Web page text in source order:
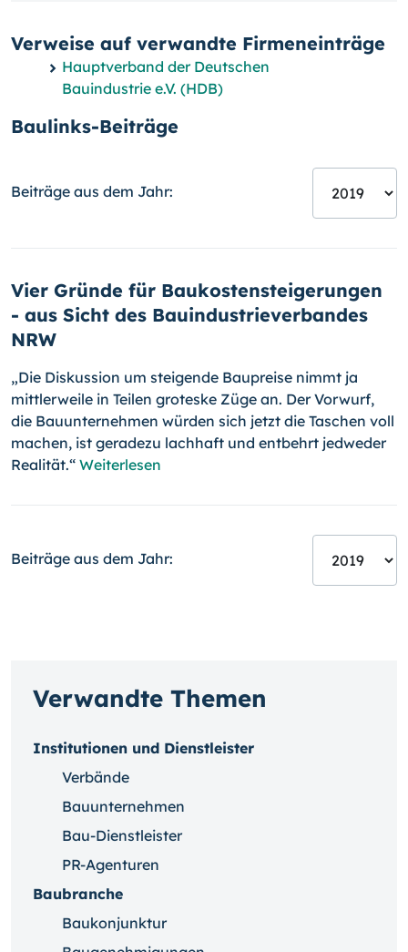
Verweise auf verwandte Firmeneinträge
Hauptverband der Deutschen
Bauindustrie e.V. (HDB)
Baulinks-Beiträge
Beiträge aus dem Jahr:
Vier Gründe für Baukostensteigerungen
- aus Sicht des Bauindustrieverbandes
NRW
„Die Diskussion um steigende Baupreise nimmt ja
mittlerweile in Teilen groteske Züge an. Der Vorwurf,
die Bauunternehmen würden sich jetzt die Taschen voll
machen, ist geradezu lachhaft und entbehrt jedweder
Rea­li­tät.“ Weiterlesen
Beiträge aus dem Jahr:
Verwandte Themen
Institutionen und Dienstleister
Verbände
Bauunternehmen
Bau-Dienstleister
PR-Agenturen
Baubranche
Baukonjunktur